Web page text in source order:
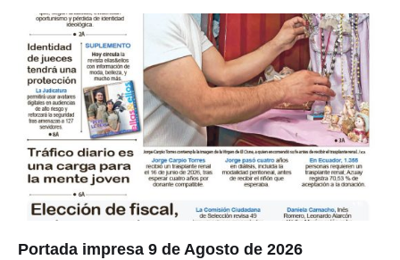
Portada impresa 9 de Agosto de 2026